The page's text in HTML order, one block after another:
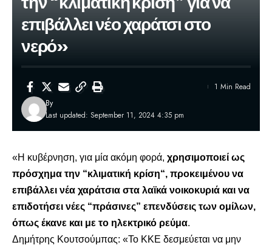
επιβάλλει νέο χαράτσι στο
νερό»
Last updated: September 11, 2024 4:35 pm
By
1 Min Read
«Η κυβέρνηση, για μία ακόμη φορά, χρησιμοποιεί ως
πρόσχημα την “κλιματική κρίση“, προκειμένου να
επιβάλλει νέα χαράτσια στα λαϊκά νοικοκυριά και να
επιδοτήσει νέες “πράσινες” επενδύσεις των ομίλων,
όπως έκανε και με το ηλεκτρικό ρεύμα.
Δημήτρης Κουτσούμπας: «Το ΚΚΕ δεσμεύεται να μην